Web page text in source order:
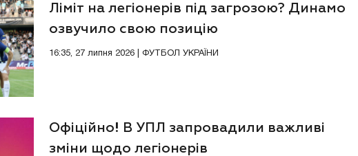
Ліміт на легіонерів під загрозою? Динамо
озвучило свою позицію
16:35, 27 липня 2026 | ФУТБОЛ УКРАЇНИ
Офіційно! В УПЛ запровадили важливі
зміни щодо легіонерів